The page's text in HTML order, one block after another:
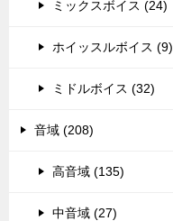
ミックスボイス (24)
ホイッスルボイス (9)
ミドルボイス (32)
音域 (208)
高音域 (135)
中音域 (27)